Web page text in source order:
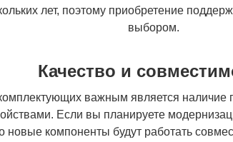
лет, поэтому приобретение
выбором.
Качество и
важным является наличие
Если вы планируете
новые компоненты будут работать